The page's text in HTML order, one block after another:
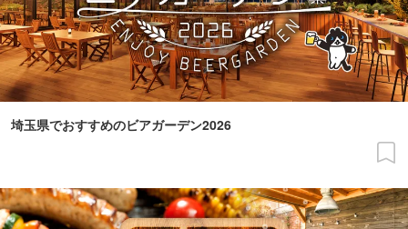
埼玉県でおすすめのビアガーデン2026